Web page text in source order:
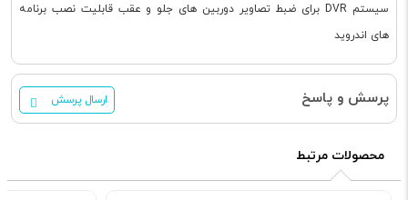
سیستم DVR برای ضبط تصاویر دوربین های جلو و عقب قابلیت نصب برنامه
های اندروید
پرسش و پاسخ ارسال پرسش
محصولات مرتبط